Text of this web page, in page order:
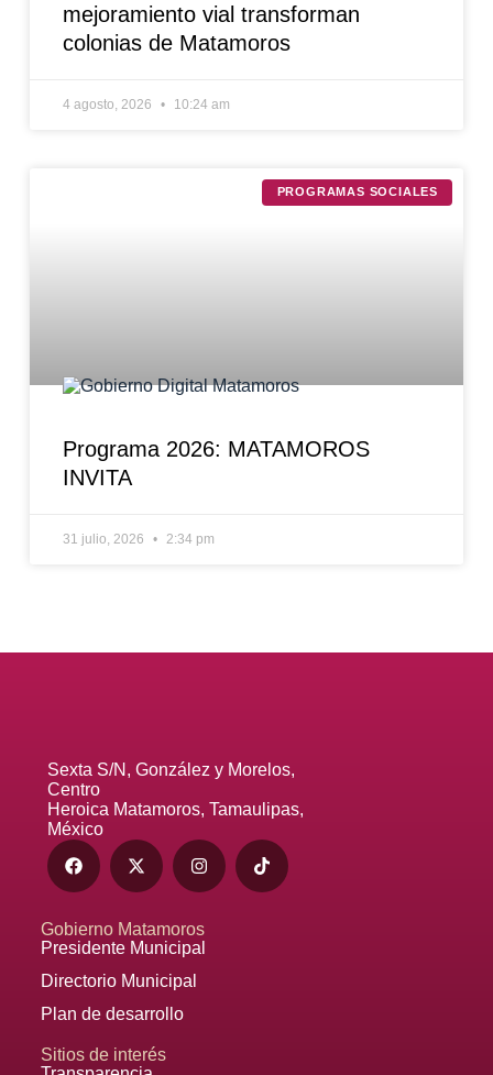
mejoramiento vial transforman
colonias de Matamoros
4 agosto, 2026 10:24 am
PROGRAMAS SOCIALES
Programa 2026: MATAMOROS
INVITA
31 julio, 2026 2:34 pm
Sexta S/N, González y Morelos,
Centro
Heroica Matamoros, Tamaulipas,
México
Gobierno Matamoros
Presidente Municipal
Directorio Municipal
Plan de desarrollo
Sitios de interés